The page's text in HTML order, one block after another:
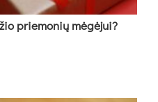
priemonių mėgėjui?